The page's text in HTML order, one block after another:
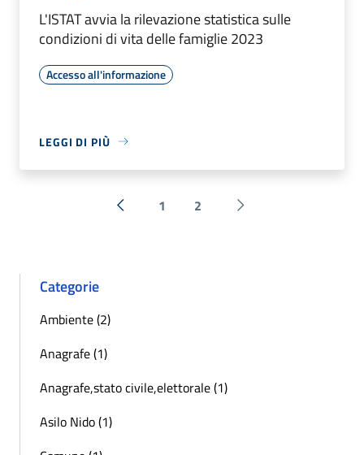
L'ISTAT avvia la rilevazione statistica sulle
condizioni di vita delle famiglie 2023
Accesso all'informazione
LEGGI DI PIÙ
« Precedente
1 2 Successiva »
Categorie
Ambiente (2)
Anagrafe (1)
Anagrafe,stato civile,elettorale (1)
Asilo Nido (1)